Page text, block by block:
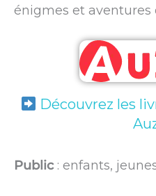
énigmes et aventures
Découvrez les
Public: enfants,